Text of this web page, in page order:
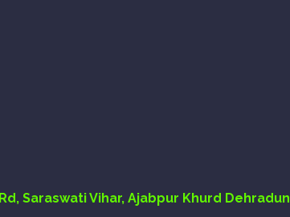
Saraswati Vihar, Ajabpur Khurd